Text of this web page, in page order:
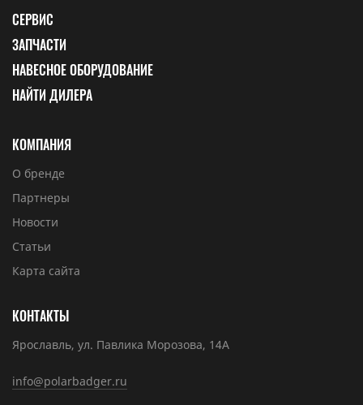
СЕРВИС
ЗАПЧАСТИ
НАВЕСНОЕ ОБОРУДОВАНИЕ
НАЙТИ ДИЛЕРА
КОМПАНИЯ
О бренде
Партнеры
Новости
Статьи
Карта сайта
КОНТАКТЫ
Ярославль, ул. Павлика Морозова, 14А
info@polarbadger.ru